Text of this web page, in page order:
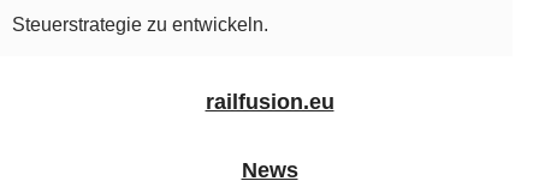
Steuerstrategie zu entwickeln.
railfusion.eu
News